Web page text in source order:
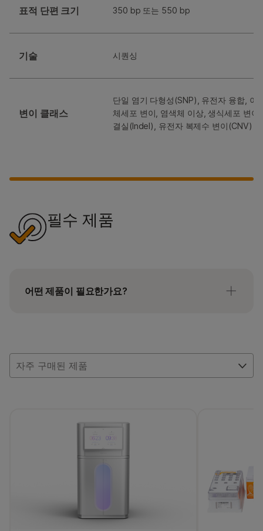
표적 단편 크기 350 bp 또는 550 bp
기술 시퀀싱
변이 클래스
단일 염기 다형성(SNP), 유전자 융합, 이
체세포 변이, 염색체 이상, 생식세포 변이
결실(Indel), 유전자 복제수 변이(CNV)
필수 제품
어떤 제품이 필요한가요?
것이든 주문할 수 있습니다.
고급 변경 알림 등의 주요 기능을 통해 검사실의
효율성을 높일 수 있습니다.
Illumina 프리 어댑터 차단 시약은
위험을 최소화하기 위해 라이브러리 풀의 프리
솔루션입니다.
자주 구매된 제품